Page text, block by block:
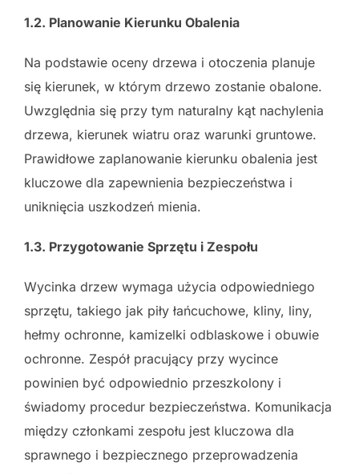
1.2. Planowanie Kierunku Obalenia
Na podstawie oceny drzewa i otoczenia planuje
się kierunek, w którym drzewo zostanie obalone.
Uwzględnia się przy tym naturalny kąt nachylenia
drzewa, kierunek wiatru oraz warunki gruntowe.
Prawidłowe zaplanowanie kierunku obalenia jest
kluczowe dla zapewnienia bezpieczeństwa i
uniknięcia uszkodzeń mienia.
1.3. Przygotowanie Sprzętu i Zespołu
Wycinka drzew wymaga użycia odpowiedniego
sprzętu, takiego jak piły łańcuchowe, kliny, liny,
hełmy ochronne, kamizelki odblaskowe i obuwie
ochronne. Zespół pracujący przy wycince
powinien być odpowiednio przeszkolony i
świadomy procedur bezpieczeństwa. Komunikacja
między członkami zespołu jest kluczowa dla
sprawnego i bezpiecznego przeprowadzenia